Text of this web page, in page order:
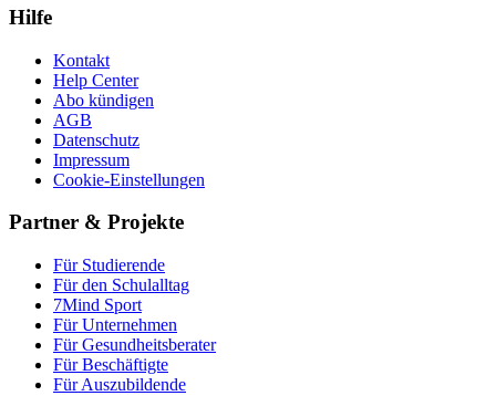
Hilfe
Kontakt
Help Center
Abo kündigen
AGB
Datenschutz
Impressum
Cookie-Einstellungen
Partner & Projekte
Für Stu­die­rende
Für den Schulalltag
7Mind Sport
Für Unter­neh­men
Für Gesund­heits­be­ra­ter
Für Beschäftigte
Für Auszubildende